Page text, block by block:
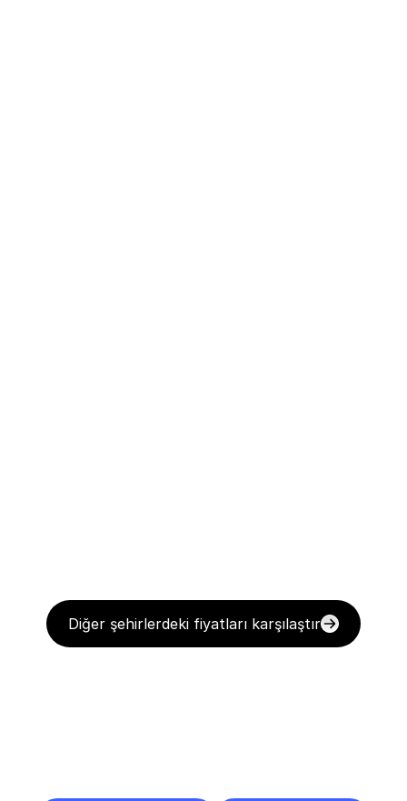
Diğer şehirlerdeki fiyatları karşılaştır